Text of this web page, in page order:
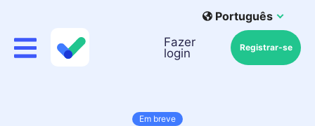
Português
Fazer
login
Registrar-se
Em breve